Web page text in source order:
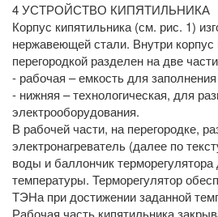
4 УСТРОЙСТВО КИПЯТИЛЬНИКА
Корпус кипятильника (см. рис. 1)
нержавеющей стали. Внутри корпус
перегородкой разделен на две
- рабочая – емкость для
- нижняя – технологическая, для
электрооборудования.
В рабочей части, на перегородке,
электронагреватель (далее по
воды и баллончик терморегулятора
температуры. Терморегулятор
ТЭНа при достижении заданной
Рабочая часть кипятильника